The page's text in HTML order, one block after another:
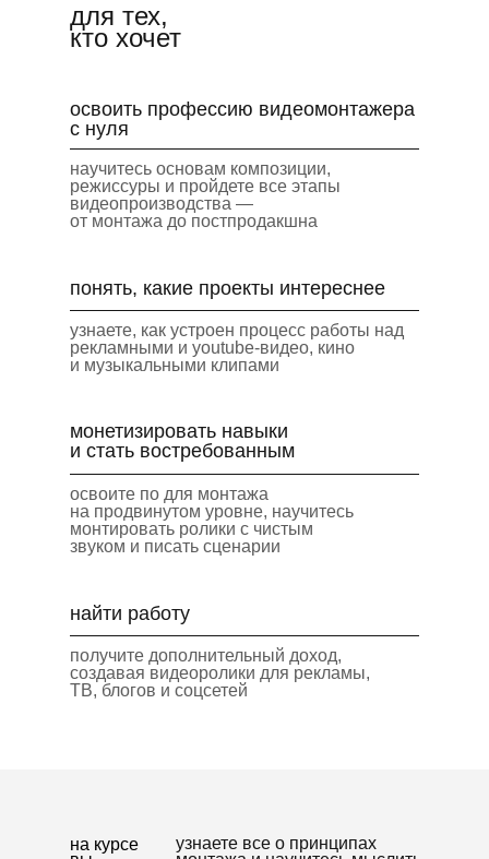
для тех,
кто хочет
освоить профессию видеомонтажера
с нуля
узнаете, как устроен процесс работы над
рекламными и youtube-видео, кино
и музыкальными клипами
научитесь основам композиции,
режиссуры и пройдете все этапы
видеопроизводства —
от монтажа до постпродакшна
понять, какие проекты интереснее
монетизировать навыки
и стать востребованным
освоите по для монтажа
на продвинутом уровне, научитесь
монтировать ролики с чистым
звуком и писать сценарии
получите дополнительный доход,
создавая видеоролики для рекламы,
ТВ, блогов и соцсетей
найти работу
на курсе
узнаете все о принципах